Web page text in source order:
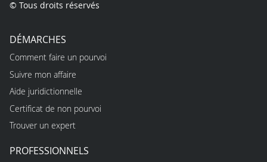
© Tous droits réservés
DÉMARCHES
Comment faire un pourvoi
Suivre mon affaire
Aide juridictionnelle
Certificat de non pourvoi
Trouver un expert
PROFESSIONNELS